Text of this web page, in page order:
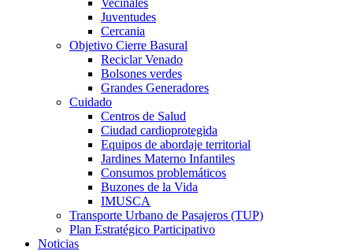
Vecinales
Juventudes
Cercania
Objetivo Cierre Basural
Reciclar Venado
Bolsones verdes
Grandes Generadores
Cuidado
Centros de Salud
Ciudad cardioprotegida
Equipos de abordaje territorial
Jardines Materno Infantiles
Consumos problemáticos
Buzones de la Vida
IMUSCA
Transporte Urbano de Pasajeros (TUP)
Plan Estratégico Participativo
Noticias